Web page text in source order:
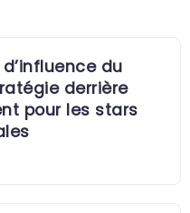
du
derrière
pour les stars